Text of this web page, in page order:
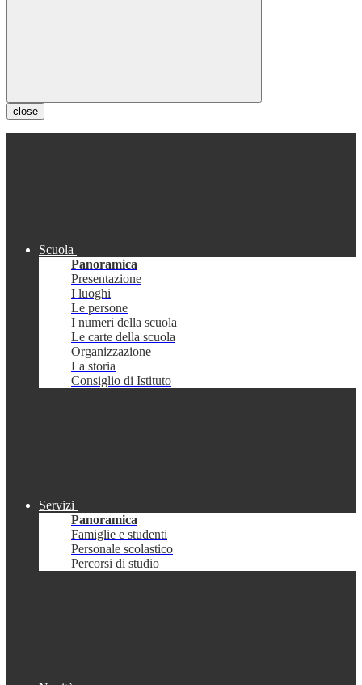
close
Scuola
Panoramica
Presentazione
I luoghi
Le persone
I numeri della scuola
Le carte della scuola
Organizzazione
La storia
Consiglio di Istituto
Servizi
Panoramica
Famiglie e studenti
Personale scolastico
Percorsi di studio